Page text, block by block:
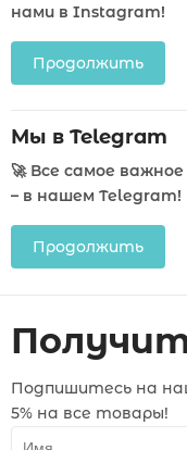
нами в Instagram!
Продолжить
Мы в Telegram
🚀 Все самое
– в нашем Telegram!
Продолжить
Подпишитесь на
5% на все товары!